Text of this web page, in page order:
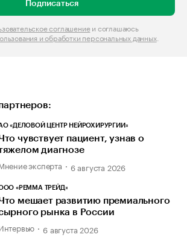
Подписаться
соглашениеи соглашаюсь
и обработки персональных данных.
«ДЕЛОВОЙ ЦЕНТР НЕЙРОХИРУРГИИ»
чувствует пациент, узнав о
диагнозе
эксперта 6 августа 2026
«РЕММА ТРЕЙД»
мешает развитию премиального
рынка в России
6 августа 2026